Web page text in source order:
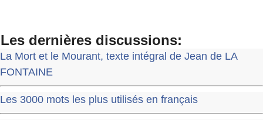
Les dernières discussions:
La Mort et le Mourant, texte intégral de Jean de LA
FONTAINE
Les 3000 mots les plus utilisés en français